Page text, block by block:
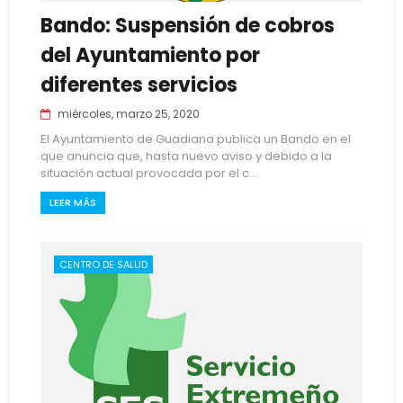
Bando: Suspensión de cobros
del Ayuntamiento por
diferentes servicios
miércoles, marzo 25, 2020
El Ayuntamiento de Guadiana publica un Bando en el
que anuncia que, hasta nuevo aviso y debido a la
situación actual provocada por el c...
LEER MÁS
CENTRO DE SALUD